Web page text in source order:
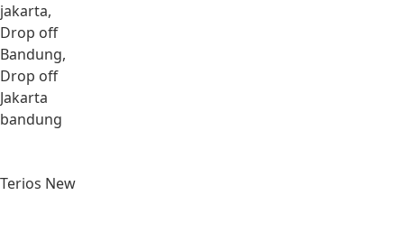
jakarta,
Drop off
Bandung,
Drop off
Jakarta
bandung
Terios New